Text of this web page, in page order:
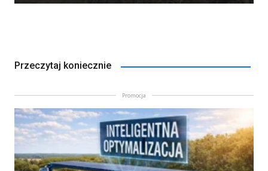
Przeczytaj koniecznie
Promocja